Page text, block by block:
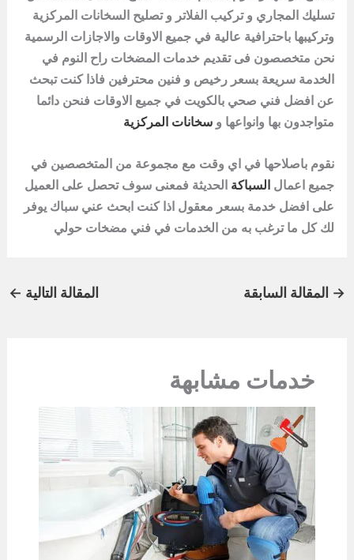
تسليك المجاري و تركيب الفلاتر و تصليح السخانات المركزية
وتركيبها باحترافية عالية في جميع الاوقات والاجازات الرسمية
نحن متخصصون فى تقديم خدمات المضخات راح النوم في
الخدمة سريعة بسعر رخيص و فنين محترفين فاذا كنت تبحث
عن افضل فني صحي بالكويت في جميع الاوقات فنحن دائما
متواجدون بها وانواعها و سخانات المركزية
نقوم باصلاحها في اي وقت مع مجموعة من المتخصصين في
جميع اعمال السباكة الحديثة فمعنى سوف تحصل على العميل
على افضل خدمة بسعر معقول اذا كنت ابحث عني سباك يوفر
لك كل ما ترغب به من الخدمات في فني مضخات حولي
→ المقالة السابقة المقالة التالية ←
خدمات مشابهة